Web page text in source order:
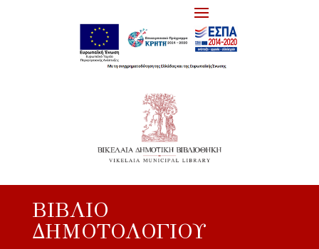
ΒΙΒΛΊΟ
ΔΗΜΟΤΟΛΟΓΊΟΥ